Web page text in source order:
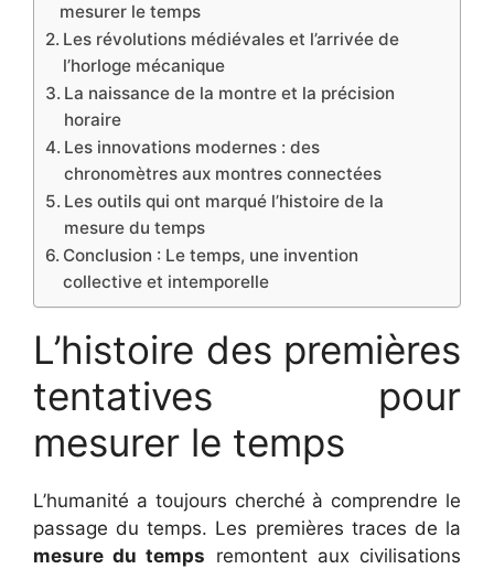
mesurer le temps
Les révolutions médiévales et l’arrivée de
l’horloge mécanique
La naissance de la montre et la précision
horaire
Les innovations modernes : des
chronomètres aux montres connectées
Les outils qui ont marqué l’histoire de la
mesure du temps
Conclusion : Le temps, une invention
collective et intemporelle
L’histoire des premières
tentatives pour
mesurer le temps
L’humanité a toujours cherché à comprendre le
passage du temps. Les premières traces de la
mesure du temps remontent aux civilisations